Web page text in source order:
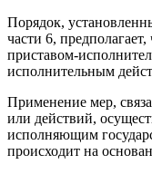
Порядок,
части 6,
приставом-
исполнительным
Применение мер,
или действий,
исполняющим
происходит на